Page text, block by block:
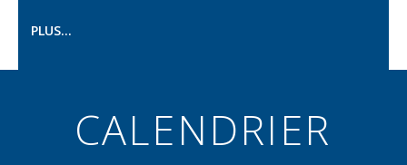
PLUS...
CALENDRIER